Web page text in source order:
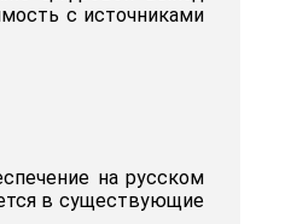
с источниками
на русском
в существующие